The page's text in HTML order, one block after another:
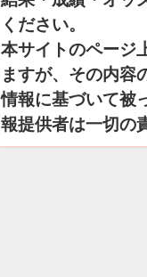
ください。
本サイトのページ
ますが、その内容
情報に基づいて被
報提供者は一切の